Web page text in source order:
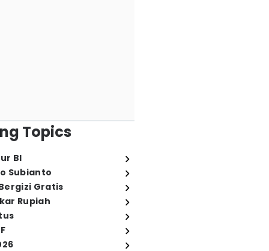
Topics
BI
Subianto
Gratis
Rupiah